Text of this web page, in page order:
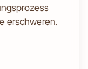
erschweren.